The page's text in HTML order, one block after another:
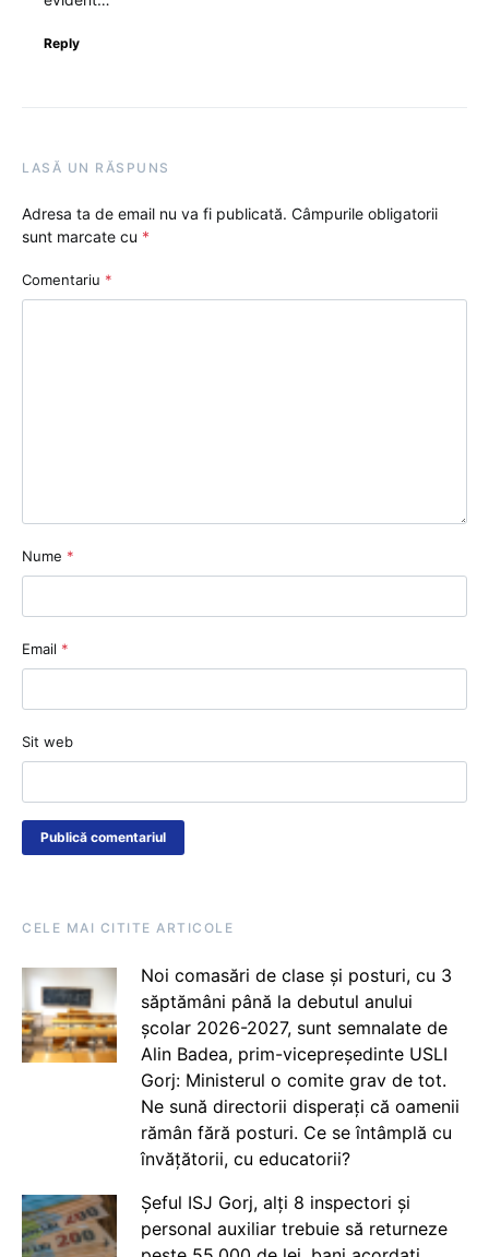
Reply
LASĂ UN RĂSPUNS
Adresa ta de email nu va fi publicată. Câmpurile obligatorii
sunt marcate cu *
Comentariu *
Nume *
Email *
Sit web
CELE MAI CITITE ARTICOLE
Noi comasări de clase și posturi, cu 3
săptămâni până la debutul anului
școlar 2026-2027, sunt semnalate de
Alin Badea, prim-vicepreședinte USLI
Gorj: Ministerul o comite grav de tot.
Ne sună directorii disperați că oamenii
rămân fără posturi. Ce se întâmplă cu
învățătorii, cu educatorii?
Șeful ISJ Gorj, alți 8 inspectori și
personal auxiliar trebuie să returneze